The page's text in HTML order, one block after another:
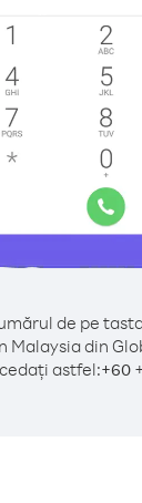
de pe
Malaysia din
astfel:+60+